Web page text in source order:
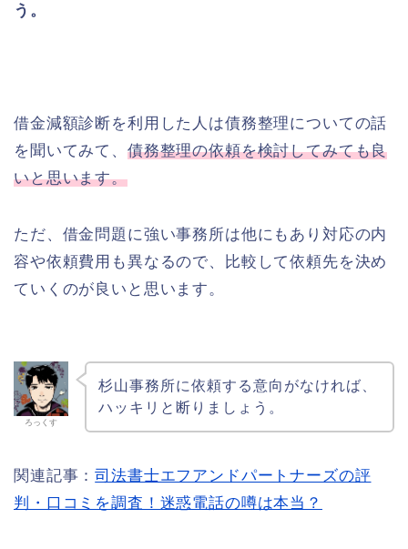
う。
借金減額診断を利用した人は債務整理についての話
を聞いてみて、 債務整理の依頼を検討してみても良
いと思います。
ただ、借金問題に強い事務所は他にもあり対応の内
容や依頼費用も異なるので、比較して依頼先を決め
ていくのが良いと思います。
ろっくす
杉山事務所に依頼する意向がなければ、
ハッキリと断りましょう。
関連記事：司法書士エフアンドパートナーズの評
判・口コミを調査！迷惑電話の噂は本当？